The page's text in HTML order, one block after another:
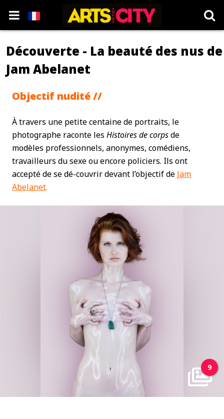
Découverte - La beauté des nus de
Jam Abelanet
Objectif nudité //
À travers une petite centaine de portraits, le
photographe raconte les Histoires de corpsde
modèles professionnels, anonymes, comédiens,
travailleurs du sexe ou encore policiers. Ils ont
accepté de se dé-couvrir devant l’objectif de Jam
Abelanet.
9